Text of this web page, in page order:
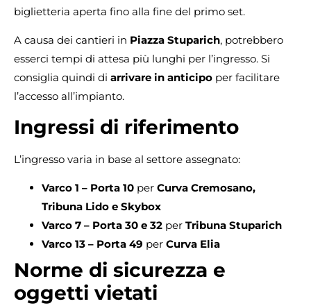
biglietteria aperta fino alla fine del primo set.
A causa dei cantieri in Piazza Stuparich, potrebbero
esserci tempi di attesa più lunghi per l’ingresso. Si
consiglia quindi di arrivare in anticipo per facilitare
l’accesso all’impianto.
Ingressi di riferimento
L’ingresso varia in base al settore assegnato:
Varco 1 – Porta 10 per Curva Cremosano,
Tribuna Lido e Skybox
Varco 7 – Porta 30 e 32 per Tribuna Stuparich
Varco 13 – Porta 49 per Curva Elia
Norme di sicurezza e
oggetti vietati